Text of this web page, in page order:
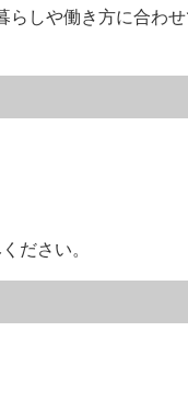
しや働き方に合わせ
ださい。